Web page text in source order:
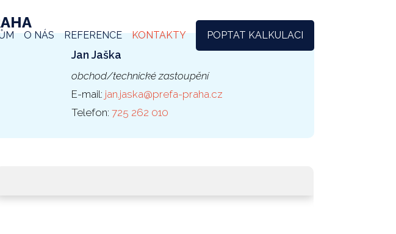
O NÁS REFERENCE KONTAKTY POPTAT KALKULACI
Jan Jaška
obchod/technické zastoupění
E-mail: jan.jaska@prefa-praha.cz
Telefon:725 262 010